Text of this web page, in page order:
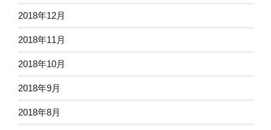
2018年12月
2018年11月
2018年10月
2018年9月
2018年8月